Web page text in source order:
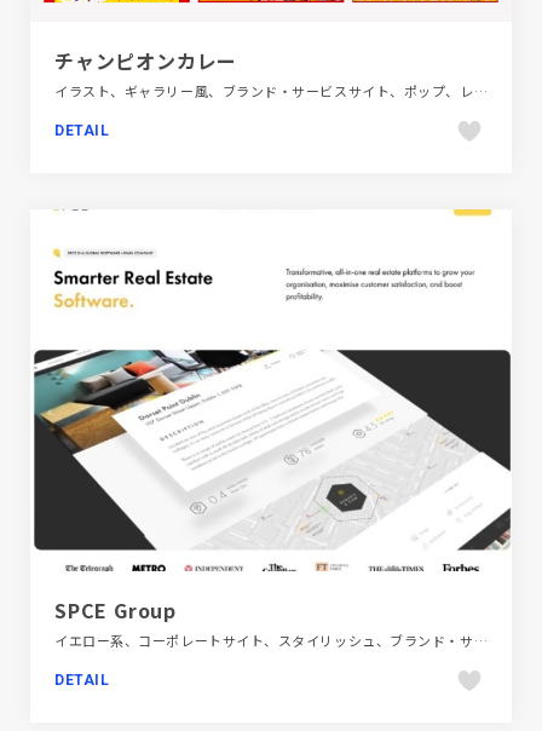
チャンピオンカレー
イラスト、ギャラリー風、ブランド・サービスサイト、ポップ、レッド系、飲食店・グルメ・ウェディング
DETAIL
SPCE Group
イエロー系、コーポレートサイト、スタイリッシュ、ブランド・サービスサイト、モーション多め、大きめ写真、建設・住宅・不動産、海外サイト
DETAIL